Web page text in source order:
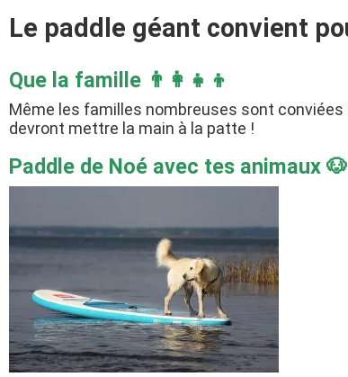
Le paddle géant convient
Que la famille 👨‍👩‍👧‍👦
Même les familles nombreuses sont
devront mettre la main à la patte !
Paddle de Noé avec tes animaux 🐶